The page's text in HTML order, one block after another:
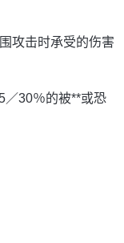
攻击时承受的伤害
／30％的被**或恐